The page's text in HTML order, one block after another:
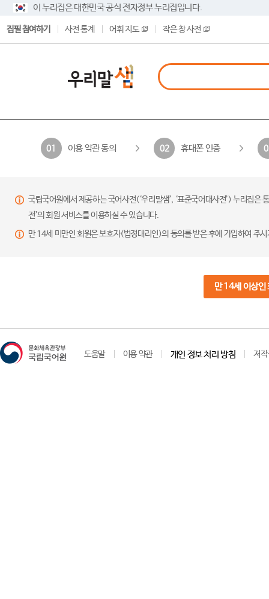
이 누리집은 대한민국 공식 전자정부 누리집입니다.
집필 참여하기 사전 통계 어휘 지도 작은 창 사전
01 이용 약관 동의 02 휴대폰 인증
국립국어원에서 제공하는 국어사전(‘우리말샘’, ‘표준국어대사전’) 누리집
전’의 회원 서비스를 이용하실 수 있습니다.
만 14세 미만인 회원은 보호자(법정대리인)의 동의를 받은 후에 가입하여 주
만 14세 이상인
도움말 이용 약관 개인 정보 처리 방침 저